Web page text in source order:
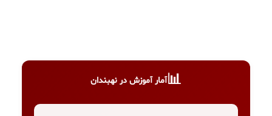
📊آمار آموزش در نهبندان